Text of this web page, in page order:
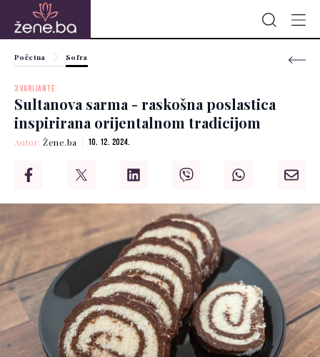
Početna Sofra
3 VARIJANTE
Sultanova sarma - raskošna poslastica
inspirirana orijentalnom tradicijom
Autor:Žene.ba 10. 12. 2024.